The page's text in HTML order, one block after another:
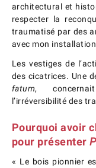
architectural et
respecter la
traumatisé par des
avec mon installation
Les vestiges de
des cicatrices. Une
fatum,
l’irréversibilité des
Pourquoi avoir
pour présenter
« Le bois pionnier